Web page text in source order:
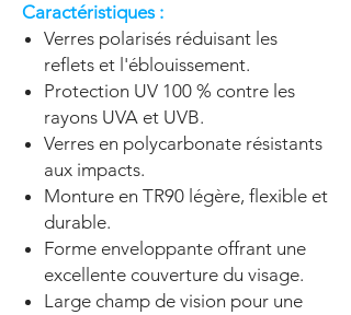
Caractéristiques :
Verres polarisés réduisant les
reflets et l'éblouissement.
Protection UV 100 % contre les
rayons UVA et UVB.
Verres en polycarbonate résistants
aux impacts.
Monture en TR90 légère, flexible et
durable.
Forme enveloppante offrant une
excellente couverture du visage.
Large champ de vision pour une